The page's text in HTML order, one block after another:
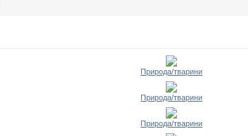
Природа/тварини
Природа/тварини
Природа/тварини